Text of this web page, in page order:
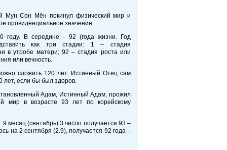
Мун Сон Мён покинул физический мир и
провиденциальное значение.
0 году. В середине - 92 (года жизни. Год
как три стадии: 1 – стадия
в утробе матери; 92 – стадия роста или
или вечность.
сложить 120 лет. Истинный Отец сам
лет, если бы был здоров.
Адам, Истинный Адам, прожил
мир в возрасте 93 лет по корейскому
месяц (сентябрь) 3 число получается 93 –
на 2 сентября (2.9), получается 92 года –